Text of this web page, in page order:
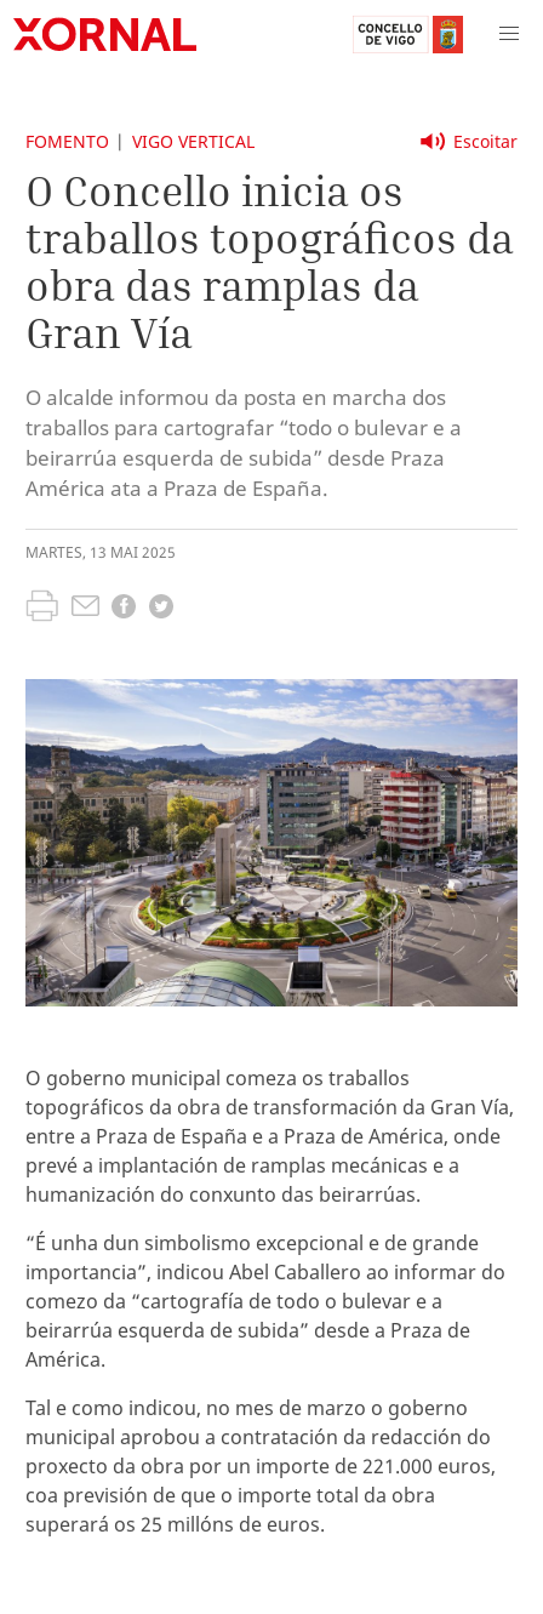
Escoitar
FOMENTO VIGO VERTICAL
O Concello inicia os
traballos topográficos da
obra das ramplas da
Gran Vía
O alcalde informou da posta en marcha dos
traballos para cartografar “todo o bulevar e a
beirarrúa esquerda de subida” desde Praza
América ata a Praza de España.
MARTES, 13 MAI2025
O goberno municipal comeza os traballos
topográficos da obra de transformación da Gran Vía,
entre a Praza de España e a Praza de América, onde
prevé a implantación de ramplas mecánicas e a
humanización do conxunto das beirarrúas.
“É unha dun simbolismo excepcional e de grande
importancia”, indicou Abel Caballero ao informar do
comezo da “cartografía de todo o bulevar e a
beirarrúa esquerda de subida” desde a Praza de
América.
Tal e como indicou, no mes de marzo o goberno
municipal aprobou a contratación da redacción do
proxecto da obra por un importe de 221.000 euros,
coa previsión de que o importe total da obra
superará os 25 millóns de euros.